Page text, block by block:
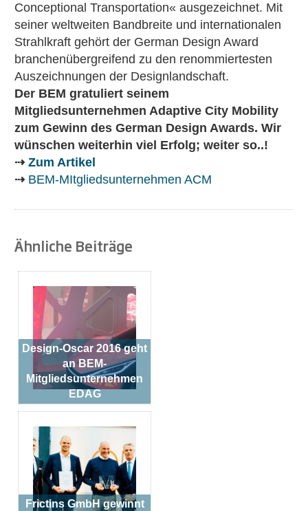
Conceptional Transportation« ausgezeichnet. Mit
seiner weltweiten Bandbreite und internationalen
Strahlkraft gehört der German Design Award
branchenübergreifend zu den renommiertesten
Auszeichnungen der Designlandschaft.
Der BEM gratuliert seinem
Mitgliedsunternehmen Adaptive City Mobility
zum Gewinn des German Design Awards. Wir
wünschen weiterhin viel Erfolg; weiter so..!
⇢ Zum Artikel
⇢ BEM-MItgliedsunternehmen ACM
Ähnliche Beiträge
Design-Oscar 2016 geht
an BEM-
Mitgliedsunternehmen
EDAG
Frictins GmbH gewinnt